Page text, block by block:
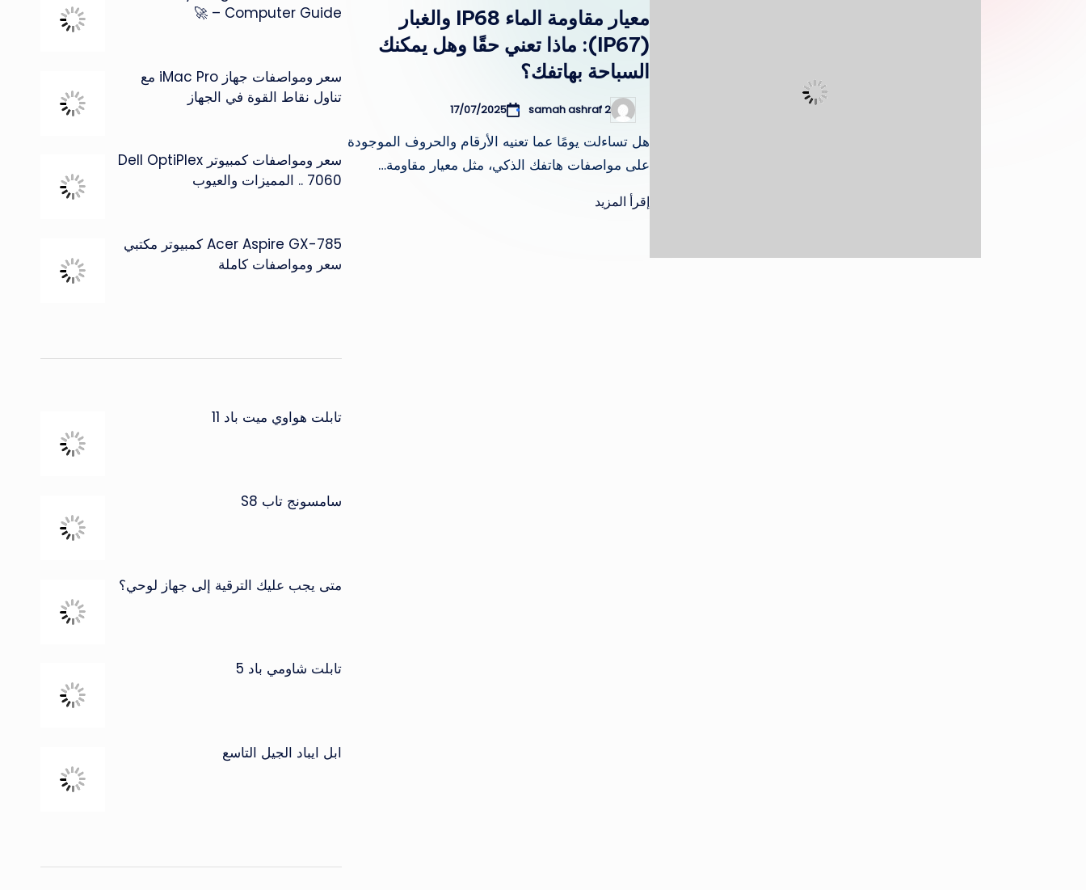
معيار مقاومة الماء IP68 والغبار
(IP67): ماذا تعني حقًا وهل يمكنك
السباحة بهاتفك؟
تمّ
النشر
بواسطة
samah ashraf 2
17/07/2025
هل تساءلت يومًا عما تعنيه الأرقام والحروف الموجودة
على مواصفات هاتفك الذكي، مثل معيار مقاومة…
إقرأ المزيد
Computer Guide – 🚀
سعر ومواصفات جهاز iMac Pro مع
تناول نقاط القوة في الجهاز
سعر ومواصفات كمبيوتر Dell OptiPlex
7060 .. المميزات والعيوب
Acer Aspire GX-785 كمبيوتر مكتبي
سعر ومواصفات كاملة
تابلت هواوي ميت باد 11
سامسونج تاب S8
متى يجب عليك الترقية إلى جهاز لوحي؟
تابلت شاومي باد 5
ابل ايباد الجيل التاسع